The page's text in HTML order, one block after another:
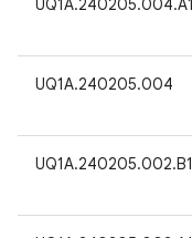
UQ1A.240205.004.A1
UQ1A.240205.004
UQ1A.240205.002.B1